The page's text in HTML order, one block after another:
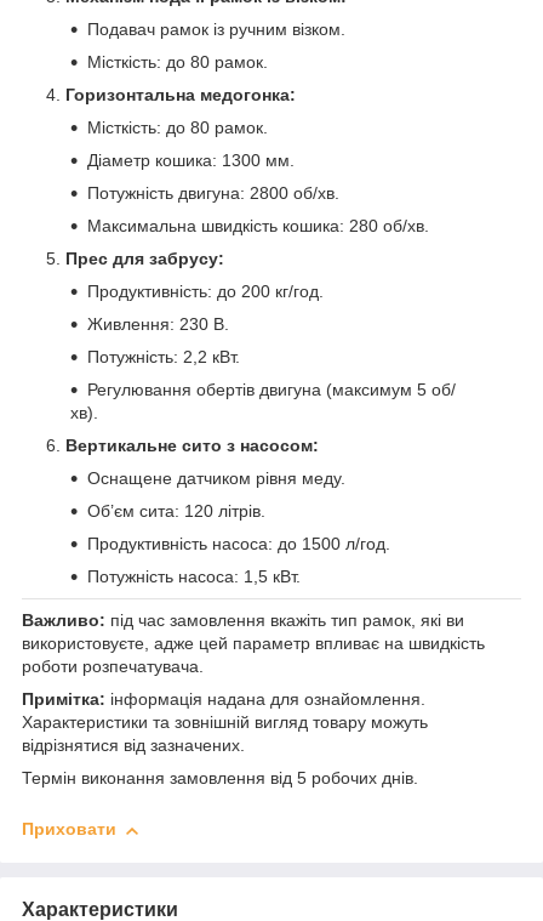
Подавач рамок із ручним візком.
Місткість: до 80 рамок.
Горизонтальна медогонка:
Місткість: до 80 рамок.
Діаметр кошика: 1300 мм.
Потужність двигуна: 2800 об/хв.
Максимальна швидкість кошика: 280 об/хв.
Прес для забрусу:
Продуктивність: до 200 кг/год.
Живлення: 230 В.
Потужність: 2,2 кВт.
Регулювання обертів двигуна (максимум 5 об/
хв).
Вертикальне сито з насосом:
Оснащене датчиком рівня меду.
Об’єм сита: 120 літрів.
Продуктивність насоса: до 1500 л/год.
Потужність насоса: 1,5 кВт.
Важливо: під час замовлення вкажіть тип рамок, які ви
використовуєте, адже цей параметр впливає на швидкість
роботи розпечатувача.
Примітка: інформація надана для ознайомлення.
Характеристики та зовнішній вигляд товару можуть
відрізнятися від зазначених.
Термін виконання замовлення від 5 робочих днів.
Приховати
Характеристики